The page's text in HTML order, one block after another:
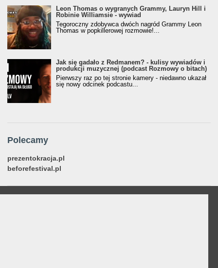
Leon Thomas o wygranych Grammy, Lauryn Hill i
Robinie Williamsie - wywiad
Tegoroczny zdobywca dwóch nagród Grammy Leon
Thomas w popkillerowej rozmowie!...
Jak się gadało z Redmanem? - kulisy wywiadów i
produkcji muzycznej (podcast Rozmowy o bitach)
Pierwszy raz po tej stronie kamery - niedawno ukazał
się nowy odcinek podcastu...
Polecamy
prezentokracja.pl
beforefestival.pl